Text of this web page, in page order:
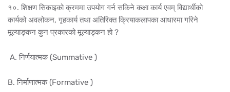
१०. शिक्षण सिकाइको क्रममा उपयोग गर्न सकिने कक्षा कार्य एवम् विद्यार्थीको
कार्यको अवलोकन, गृहकार्य तथा अतिरिक्त क्रियाकलापका आधारमा गरिने
मूल्याङ्कन कुन प्रकारको मूल्याड्कन हो ?
A. निर्णयात्मक (Summative )
B. निर्माणात्मक (Formative )